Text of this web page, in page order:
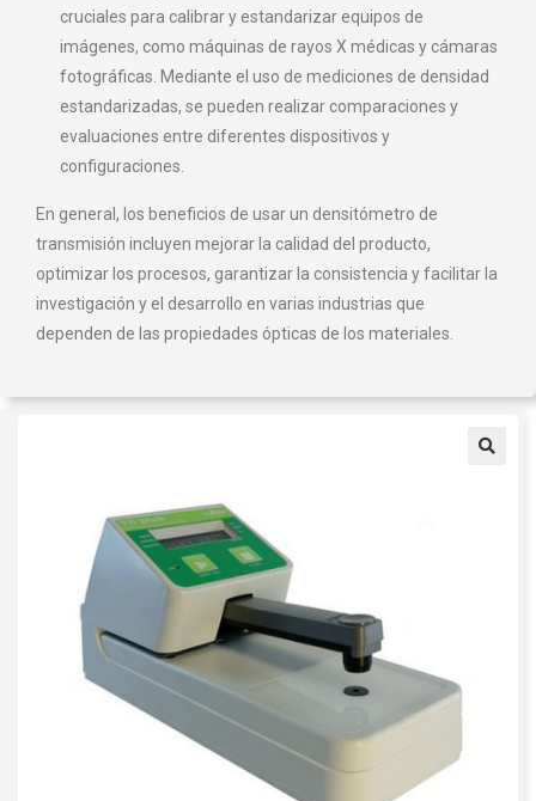
cruciales para calibrar y estandarizar equipos de
imágenes, como máquinas de rayos X médicas y cámaras
fotográficas. Mediante el uso de mediciones de densidad
estandarizadas, se pueden realizar comparaciones y
evaluaciones entre diferentes dispositivos y
configuraciones.
En general, los beneficios de usar un densitómetro de
transmisión incluyen mejorar la calidad del producto,
optimizar los procesos, garantizar la consistencia y facilitar la
investigación y el desarrollo en varias industrias que
dependen de las propiedades ópticas de los materiales.